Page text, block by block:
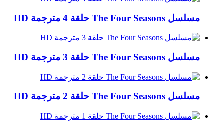
مسلسل The Four Seasons حلقة 4 مترجمة HD
مسلسل The Four Seasons حلقة 3 مترجمة HD
مسلسل The Four Seasons حلقة 2 مترجمة HD